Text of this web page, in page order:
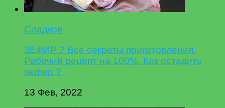
Сладкое
ЗЕФИР ? Все секреты приготовления.
Рабочий рецепт на 100%. Как остадить
зефир ?
13 Фев, 2022